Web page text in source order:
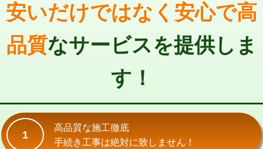
その他部品の脱着 8,800円～
交換・取付（タンク） 22,000円+材料費
交換・取付(単水栓（壁付・デッキ
式・ワンホール）)
交換・取付(排水栓・排水トラップ
22,000円+材料費
安いだけではなく安心で高
品質なサービスを提供しま
す！
1
高品質な施工徹底
手続き工事は絶対に致しません！